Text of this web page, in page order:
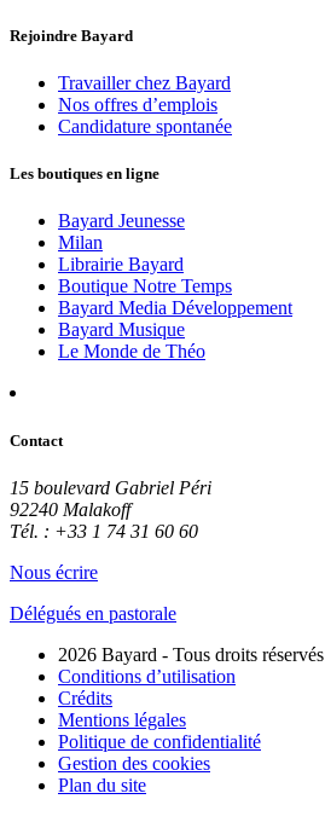
Rejoindre Bayard
Travailler chez Bayard
Nos offres d’emplois
Candidature spontanée
Les boutiques en ligne
Bayard Jeunesse
Milan
Librairie Bayard
Boutique Notre Temps
Bayard Media Développement
Bayard Musique
Le Monde de Théo
Contact
15 boulevard Gabriel Péri
92240 Malakoff
Tél. : +33 1 74 31 60 60
Nous écrire
Délégués en pastorale
2026 Bayard - Tous droits réservés
Conditions d’utilisation
Crédits
Mentions légales
Politique de confidentialité
Gestion des cookies
Plan du site